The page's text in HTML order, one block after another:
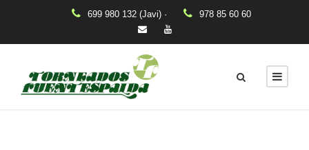
699 980 132 (Javi) · 978 85 60 60